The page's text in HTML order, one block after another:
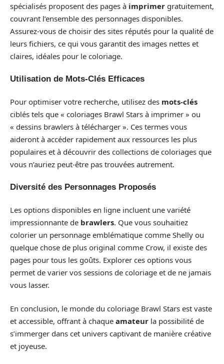
spécialisés proposent des pages à imprimer gratuitement,
couvrant l’ensemble des personnages disponibles.
Assurez-vous de choisir des sites réputés pour la qualité de
leurs fichiers, ce qui vous garantit des images nettes et
claires, idéales pour le coloriage.
Utilisation de Mots-Clés Efficaces
Pour optimiser votre recherche, utilisez des mots-clés
ciblés tels que « coloriages Brawl Stars à imprimer » ou
« dessins brawlers à télécharger ». Ces termes vous
aideront à accéder rapidement aux ressources les plus
populaires et à découvrir des collections de coloriages que
vous n’auriez peut-être pas trouvées autrement.
Diversité des Personnages Proposés
Les options disponibles en ligne incluent une variété
impressionnante de brawlers. Que vous souhaitiez
colorier un personnage emblématique comme Shelly ou
quelque chose de plus original comme Crow, il existe des
pages pour tous les goûts. Explorer ces options vous
permet de varier vos sessions de coloriage et de ne jamais
vous lasser.
En conclusion, le monde du coloriage Brawl Stars est vaste
et accessible, offrant à chaque amateur la possibilité de
s’immerger dans cet univers captivant de manière créative
et joyeuse.